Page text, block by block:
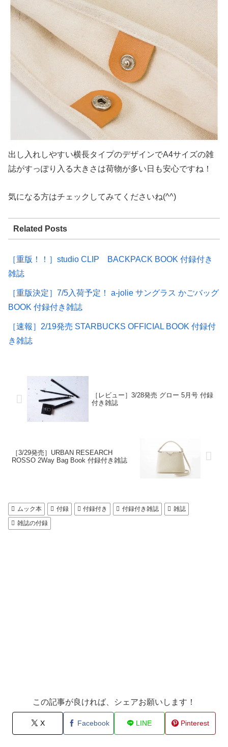
出し入れしやすい横長タイプのデザインでA4サイズの雑
誌がすっぽり入る大きさは荷物が多い日も安心ですね！
気になる方はチェックしてみてくださいね(^^)
Related Posts
［重版！！］studio CLIP BACKPACK BOOK 付録付き
雑誌
［重版決定］7/5入荷予定！ a-jolie サングラス かごバッグ
BOOK 付録付き雑誌
［速報］2/19発売 STARBUCKS OFFICIAL BOOK 付録付
き雑誌
［レビュー］3/28発売 グロー 5月号 付録
付き雑誌
［3/29発売］URBAN RESEARCH
ROSSO 2Way Bag Book 付録付き雑誌
ムック本 付録 付録付き 付録付き雑誌
雑誌
雑誌の付録
この記事が良ければ、シェアお願いします！
X Facebook LINE Pinterest